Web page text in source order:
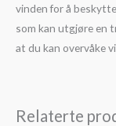
vinden for å
som kan utgjøre en
at du kan overvåke
Relaterte